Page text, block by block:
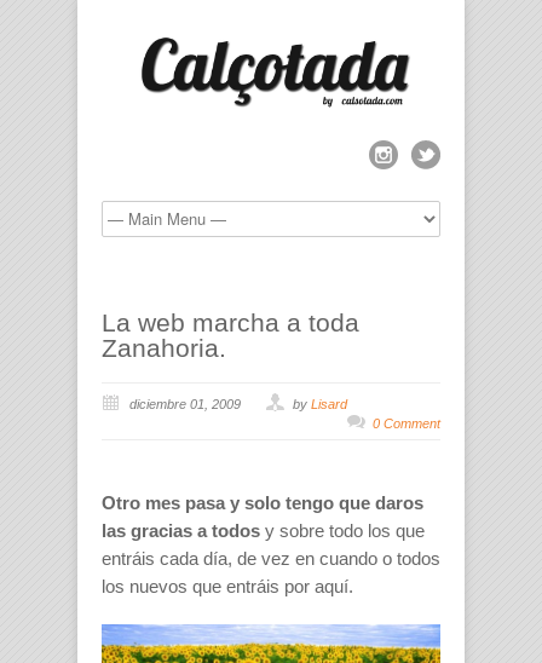
La web marcha a toda
Zanahoria.
diciembre 01, 2009 by Lisard
0 Comment
Otro mes pasa y solo tengo que daros
las gracias a todos y sobre todo los que
entráis cada día, de vez en cuando o todos
los nuevos que entráis por aquí.